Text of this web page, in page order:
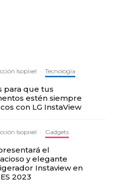
Isopixel · Tecnología
para que tus
estén siempre
con LG InstaView
Isopixel · Gadgets
el
y elegante
Instaview en
2023